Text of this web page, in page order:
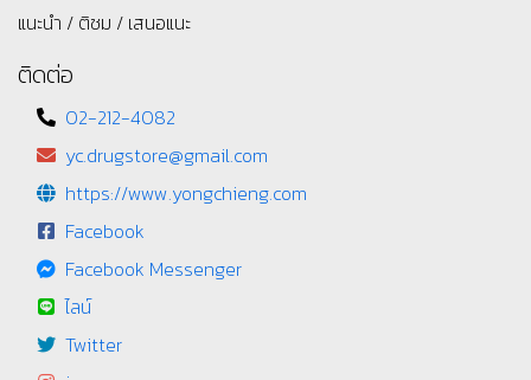
แนะนำ / ติชม / เสนอแนะ
ติดต่อ
02-212-4082
yc.drugstore@gmail.com
https://www.yongchieng.com
Facebook
Facebook Messenger
ไลน์
Twitter